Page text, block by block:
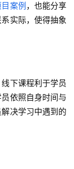
案例 ，也能分享
实际，使得抽象
下课程利于学员
依照自身时间与
决学习中遇到的